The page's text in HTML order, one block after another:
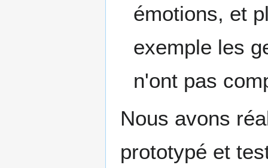
émotions, et
exemple les
n'ont pas
Nous avons
prototypé et